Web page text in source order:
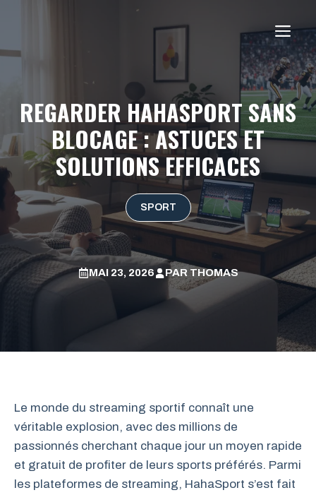
contenu
REGARDER HAHASPORT SANS
BLOCAGE : ASTUCES ET
SOLUTIONS EFFICACES
SPORT
MAI 23, 2026 PAR THOMAS
Le monde du streaming sportif connaît une
véritable explosion, avec des millions de
passionnés cherchant chaque jour un moyen rapide
et gratuit de profiter de leurs sports préférés. Parmi
les plateformes de streaming, HahaSport s’est fait